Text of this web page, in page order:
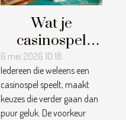
Wat je
casinospel
onthult over
jouw
risicoprofiel
6 mei 2026 10:18
Iedereen die weleens een
casinospel speelt, maakt
keuzes die verder gaan dan
puur geluk. De voorkeur